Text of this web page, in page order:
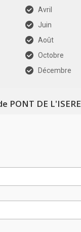
Avril
Juin
Août
Octobre
Décembre
PONT DE L'ISERE